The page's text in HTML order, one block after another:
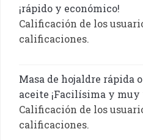
¡rápido y económico!
Calificación de los
calificaciones.
Masa de hojaldre rápida
aceite ¡Facilísima y
Calificación de los
calificaciones.